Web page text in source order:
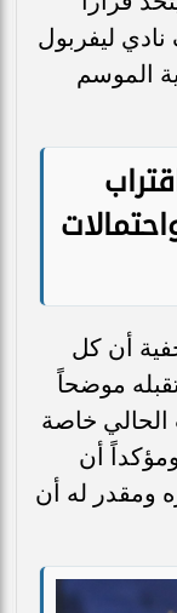
ليفربول
الموسم
أن كل
موضحاً
الحالي خاصة
أن
ومقدر له أن